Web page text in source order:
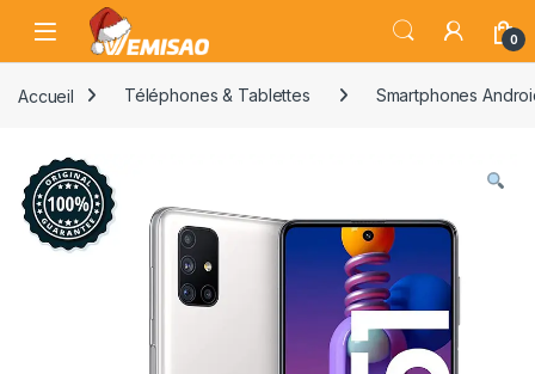
Skip to navigation
Skip to content
Open 0
Accueil Téléphones & Tablettes Smartphones